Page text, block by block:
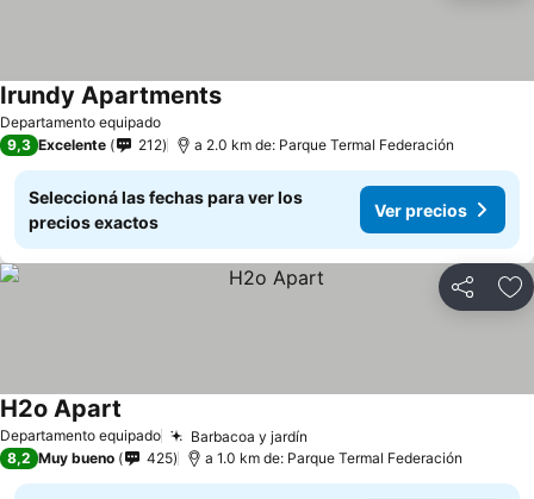
Departamento equipado
Irundy ApartmentsVer precios
9,3 Excelente 212 a 2.0 km de: Parque Termal Federación
Seleccioná las fechas para ver los
precios exactos
Ver precios
Compartir
Departamento equipado Barbacoa y jardín
H2o Apart
8,2 Muy bueno 425 a 1.0 km de: Parque Termal Federación